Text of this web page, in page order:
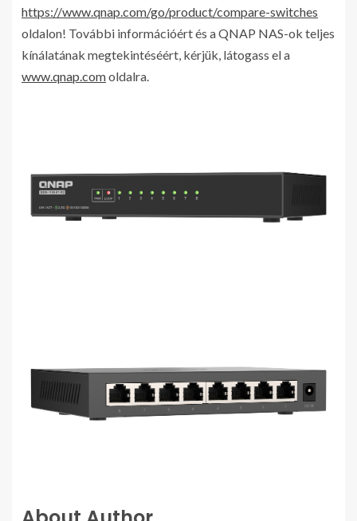
https://www.qnap.com/go/product/compare-switches
oldalon! További információért és a QNAP NAS-ok teljes
kínálatának megtekintéséért, kérjük, látogass el a
www.qnap.comoldalra.